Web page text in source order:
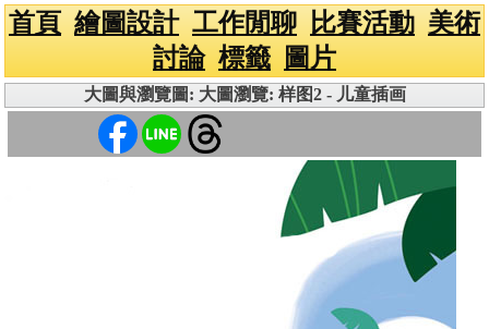
首頁 繪圖設計 工作閒聊 比賽活動 美術
討論 標籤 圖片
大圖與瀏覽圖: 大圖瀏覽: 样图2 - 儿童插画